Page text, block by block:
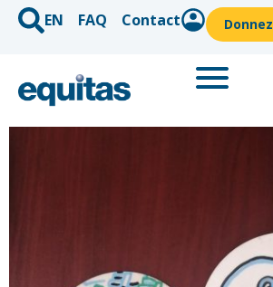
EN FAQ Contact Donnez